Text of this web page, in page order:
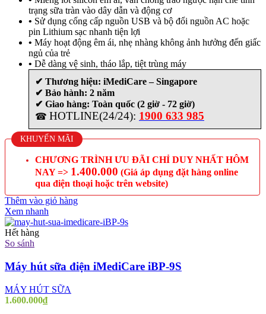
trạng sữa tràn vào dây dẫn và động cơ
• Sử dụng cổng cấp nguồn USB và bộ đổi nguồn AC hoặc
pin Lithium sạc nhanh tiện lợi
• Máy hoạt động êm ái, nhẹ nhàng không ảnh hưởng đến giấc
ngủ của trẻ
• Dễ dàng vệ sinh, tháo lắp, tiệt trùng máy
✔ Thương hiệu: iMediCare – Singapore
✔ Bảo hành: 2 năm
✔ Giao hàng: Toàn quốc (2 giờ - 72 giờ)
☎ HOTLINE(24/24): 1900 633 985
KHUYẾN MÃI
CHƯƠNG TRÌNH ƯU ĐÃI CHỈ DUY NHẤT HÔM
NAY => 1.400.000 (Giá áp dụng đặt hàng online
qua điện thoại hoặc trên website)
Thêm vào giỏ hàng
Xem nhanh
Hết hàng
So sánh
Máy hút sữa điện iMediCare iBP-9S
MÁY HÚT SỮA
1.600.000₫